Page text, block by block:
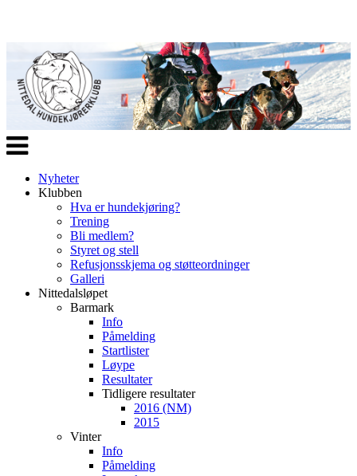
Veksle
navigasjon
Nyheter
Klubben
Hva er hundekjøring?
Trening
Bli medlem?
Styret og stell
Refusjonsskjema og støtteordninger
Galleri
Nittedalsløpet
Barmark
Info
Påmelding
Startlister
Løype
Resultater
Tidligere resultater
2016 (NM)
2015
Vinter
Info
Påmelding